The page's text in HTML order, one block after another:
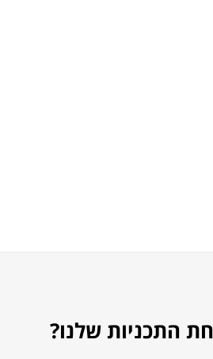
התכניות שלנו?